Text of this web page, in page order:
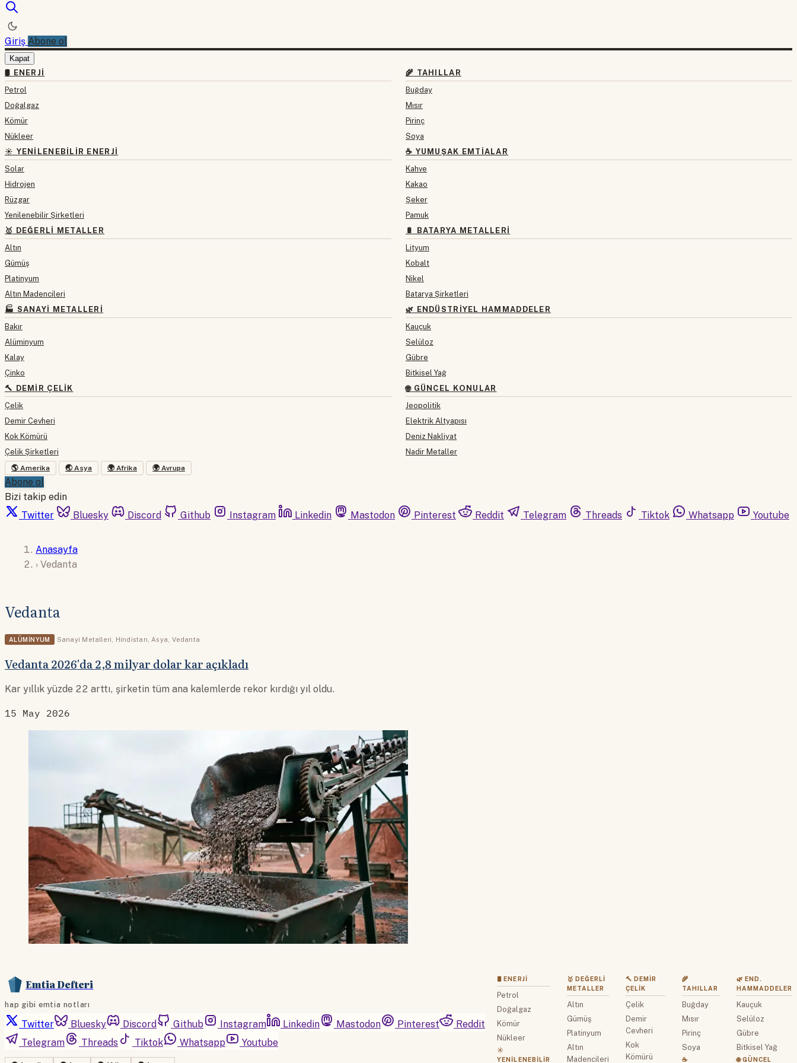
Giriş Abone ol
Kapat
🛢 ENERJI
Petrol
Doğalgaz
Kömür
Nükleer
☀️ YENILENEBILIR ENERJI
Solar
Hidrojen
Rüzgar
Yenilenebilir Şirketleri
🥇 DEĞERLI METALLER
Altın
Gümüş
Platinyum
Altın Madencileri
🏭 SANAYI METALLERI
Bakır
Alüminyum
Kalay
Çinko
🔨 DEMIR ÇELIK
Çelik
Demir Cevheri
Kok Kömürü
Çelik Şirketleri
🌾 TAHILLAR
Buğday
Mısır
Pirinç
Soya
☕ YUMUŞAK EMTIALAR
Kahve
Kakao
Şeker
Pamuk
🔋 BATARYA METALLERI
Lityum
Kobalt
Nikel
Batarya Şirketleri
🌿 ENDÜSTRIYEL HAMMADDELER
Kauçuk
Selüloz
Gübre
Bitkisel Yağ
🌐 GÜNCEL KONULAR
Jeopolitik
Elektrik Altyapısı
Deniz Nakliyat
Nadir Metaller
🌎 Amerika 🌏 Asya 🌍 Afrika 🌍 Avrupa
Abone ol
Bizi takip edin
Twitter
Bluesky Discord Github Instagram Linkedin Mastodon Pinterest Reddit Telegram Threads Tiktok Whatsapp Youtube
Anasayfa
› Vedanta
Vedanta
ALÜMINYUM Sanayi Metalleri, Hindistan,Asya, Vedanta
Vedanta 2026'da 2,8 milyar dolar kar açıkladı
Kar yıllık yüzde 22 arttı, şirketin tüm ana kalemlerde rekor kırdığı yıl oldu.
15 May 2026
Emtia Defteri
hap gibi emtia notları
Twitter Bluesky Discord Github Instagram Linkedin Mastodon Pinterest
Reddit
Telegram
Threads Tiktok Whatsapp Youtube
🛢 ENERJI
Petrol
Doğalgaz
Kömür
Nükleer
☀️
YENILENEBILIR
🥇 DEĞERLI
METALLER
Altın
Gümüş
Platinyum
Altın
Madencileri
🔨 DEMIR
ÇELIK
Çelik
Demir
Cevheri
Kok
Kömürü
🌾
TAHILLAR
Buğday
Mısır
Pirinç
Soya
☕
🌿 END.
HAMMADDELER
Kauçuk
Selüloz
Gübre
Bitkisel Yağ
🌐 GÜNCEL